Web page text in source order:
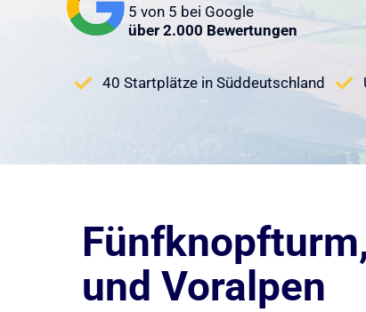
5 von 5 bei Google
über 2.000 Bewertungen
40 Startplätze in Süddeutschland
und Voralpen